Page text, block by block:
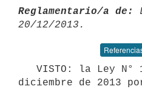
Reglamentario/a de:
diciembre de 2013